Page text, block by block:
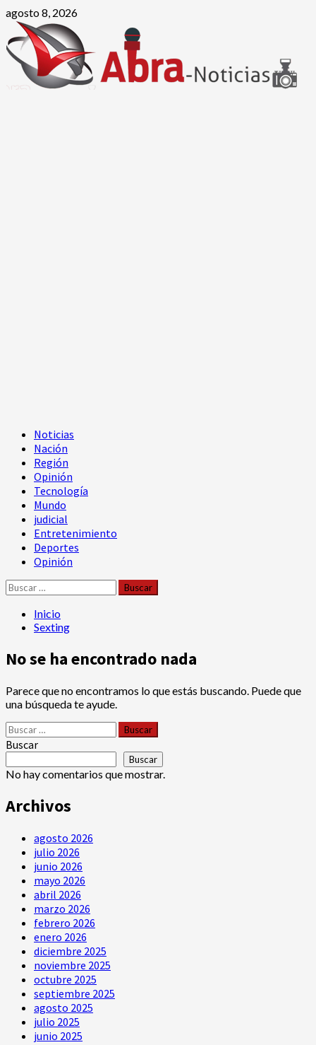
Saltar
contenido
agosto 8, 2026
Menú
principal
Noticias
Nación
Región
Opinión
Tecnología
Mundo
judicial
Entretenimiento
Deportes
Opinión
Buscar:
Inicio
Sexting
No se ha encontrado nada
Parece que no encontramos lo que estás buscando. Puede que
una búsqueda te ayude.
Buscar:
Buscar
Buscar
No hay comentarios que mostrar.
Archivos
agosto 2026
julio 2026
junio 2026
mayo 2026
abril 2026
marzo 2026
febrero 2026
enero 2026
diciembre 2025
noviembre 2025
octubre 2025
septiembre 2025
agosto 2025
julio 2025
junio 2025